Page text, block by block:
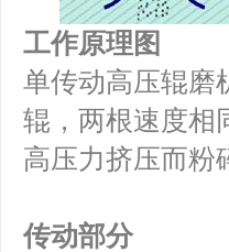
工作原理图
单传动高压辊磨
辊，两根速度相
高压力挤压而粉
传动部分